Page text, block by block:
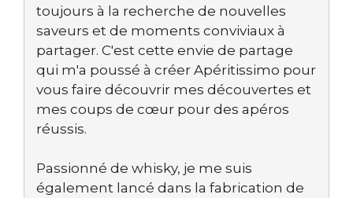
toujours à la recherche de nouvelles
saveurs et de moments conviviaux à
partager. C'est cette envie de partage
qui m'a poussé à créer Apéritissimo pour
vous faire découvrir mes découvertes et
mes coups de cœur pour des apéros
réussis.
Passionné de whisky, je me suis
également lancé dans la fabrication de